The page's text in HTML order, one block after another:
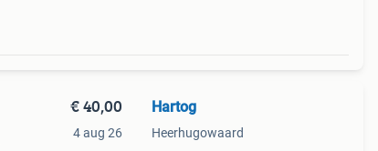
€ 40,00
4 aug 26
Hartog
Heerhugowaard